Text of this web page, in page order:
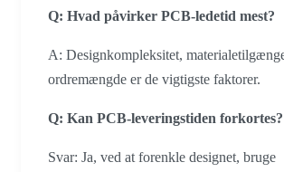
Q: Hvad påvirker PCB-ledetid mest?
A: Designkompleksitet,
ordremængde er de vigtigste faktorer.
Q: Kan PCB-leveringstiden forkortes?
Svar: Ja, ved at forenkle designet, bruge